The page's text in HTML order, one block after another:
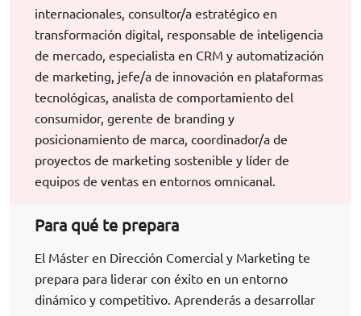
internacionales, consultor/a estratégico en
transformación digital, responsable de inteligencia
de mercado, especialista en CRM y automatización
de marketing, jefe/a de innovación en plataformas
tecnológicas, analista de comportamiento del
consumidor, gerente de branding y
posicionamiento de marca, coordinador/a de
proyectos de marketing sostenible y líder de
equipos de ventas en entornos omnicanal.
Para qué te prepara
El Máster en Dirección Comercial y Marketing te
prepara para liderar con éxito en un entorno
dinámico y competitivo. Aprenderás a desarrollar